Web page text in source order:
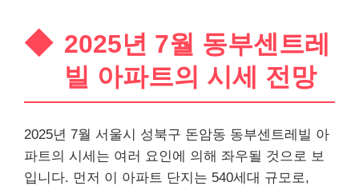
2025년 7월 동부센트레
빌 아파트의 시세 전망
2025년 7월 서울시 성북구 돈암동 동부센트레빌 아
파트의 시세는 여러 요인에 의해 좌우될 것으로 보
입니다. 먼저 이 아파트 단지는 540세대 규모로,